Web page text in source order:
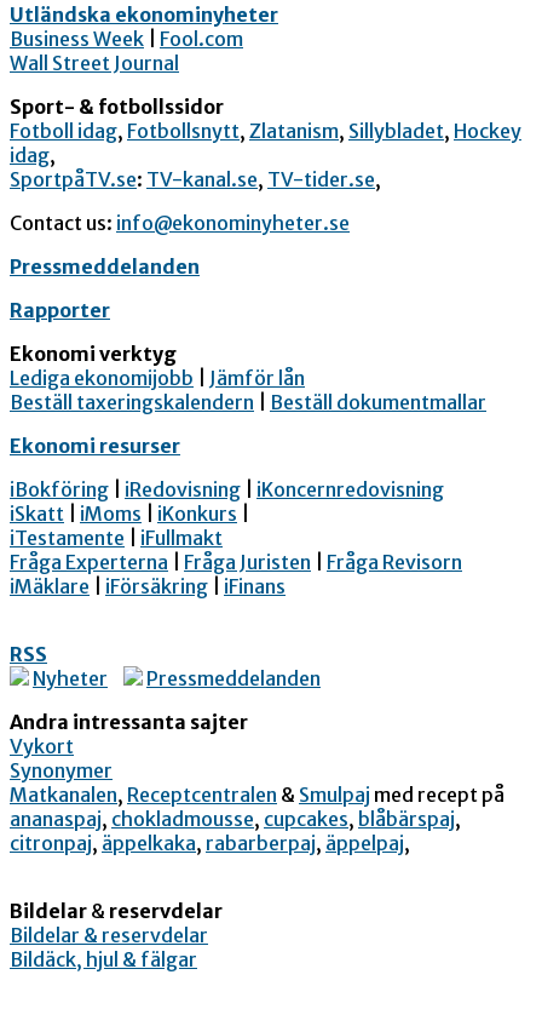
Utländska ekonominyheter
Business Week
Fool.com
Wall Street Journal
Sport- & fotbollssidor
Fotboll idag, Fotbollsnytt, Zlatanism, Sillybladet, Hockey
idag,
SportpåTV.se: TV-kanal.se, TV-tider.se,
Contact us: info@ekonominyheter.se
Pressmeddelanden
Rapporter
Ekonomi verktyg
Lediga ekonomijobb
Jämför lån
Beställ taxeringskalendern
Beställ dokumentmallar
Ekonomi resurser
iBokföring
iRedovisning
iKoncernredovisning
iSkatt
iMoms iKonkurs
iTestamente
iFullmakt
Fråga Experterna
Fråga Juristen
Fråga Revisorn
iMäklare
iFörsäkring iFinans
RSS
Nyheter
Pressmeddelanden
Andra intressanta sajter
Vykort
Synonymer
Matkanalen, Receptcentralen & Smulpaj med recept på
ananaspaj, chokladmousse, cupcakes, blåbärspaj,
citronpaj, äppelkaka, rabarberpaj, äppelpaj,
Bildelar & reservdelar
Bildelar & reservdelar
Bildäck, hjul & fälgar